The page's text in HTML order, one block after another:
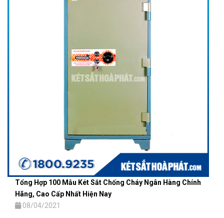
Tổng Hợp 100 Mẫu Két Sắt Chống Cháy Ngân Hàng Chính
Hãng, Cao Cấp Nhất Hiện Nay
08/04/2021